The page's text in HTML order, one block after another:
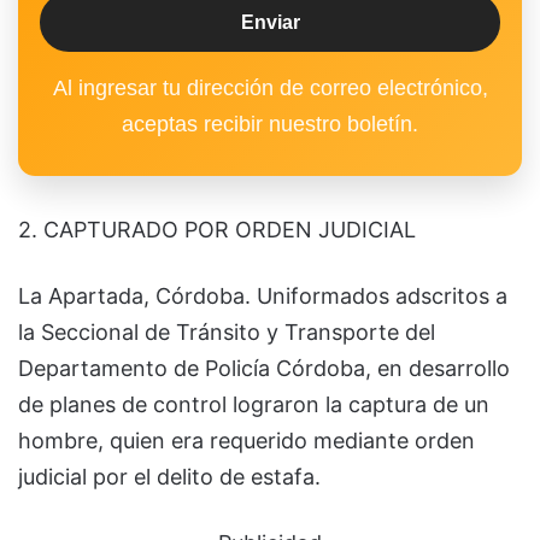
Al ingresar tu dirección de correo electrónico,
aceptas recibir nuestro boletín.
2. CAPTURADO POR ORDEN JUDICIAL
La Apartada, Córdoba. Uniformados adscritos a
la Seccional de Tránsito y Transporte del
Departamento de Policía Córdoba, en desarrollo
de planes de control lograron la captura de un
hombre, quien era requerido mediante orden
judicial por el delito de estafa.